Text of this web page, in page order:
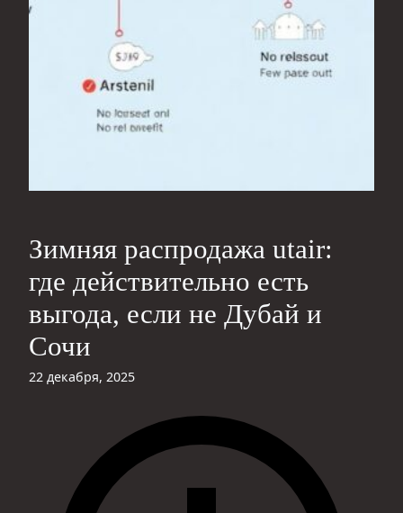
Зимняя распродажа utair:
где действительно есть
выгода, если не Дубай и
Сочи
22 декабря, 2025